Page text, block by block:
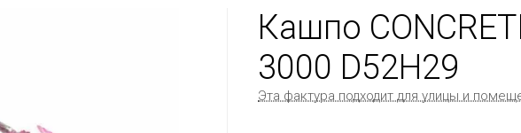
Кашпо
3000 D52H29
Эта фактура подходит для улицы и